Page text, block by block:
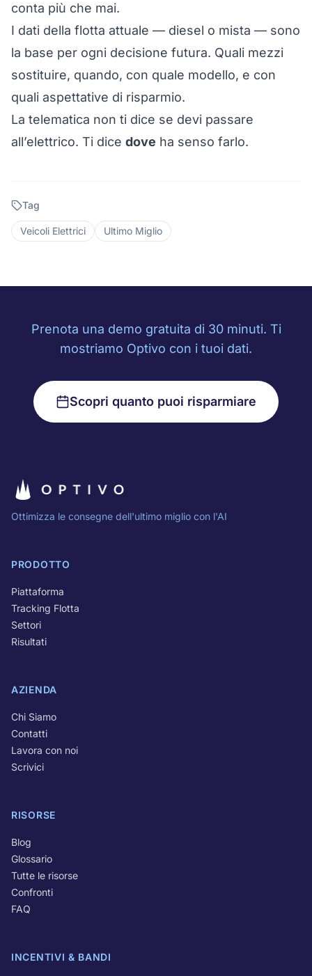
conta più che mai.
I dati della flotta attuale — diesel o mista — sono
la base per ogni decisione futura. Quali mezzi
sostituire, quando, con quale modello, e con
quali aspettative di risparmio.
La telematica non ti dice se devi passare
all’elettrico. Ti dice dove ha senso farlo.
Tag
Veicoli Elettrici Ultimo Miglio
Prenota una demo gratuita di 30 minuti. Ti
mostriamo Optivo con i tuoi dati.
Scopri quanto puoi risparmiare
Ottimizza le consegne dell'ultimo miglio con l'AI
PRODOTTO
Piattaforma
Tracking Flotta
Settori
Risultati
AZIENDA
Chi Siamo
Contatti
Lavora con noi
Scrivici
RISORSE
Blog
Glossario
Tutte le risorse
Confronti
FAQ
INCENTIVI & BANDI